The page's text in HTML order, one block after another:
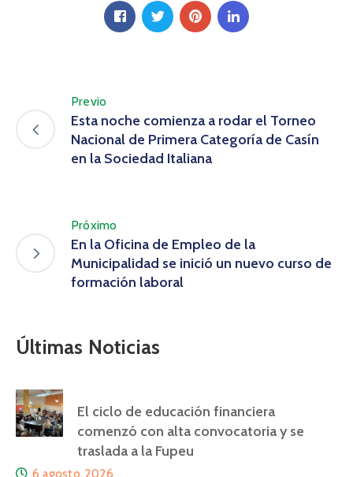
Previo
Esta noche comienza a rodar el Torneo
Nacional de Primera Categoría de Casín
en la Sociedad Italiana
Próximo
En la Oficina de Empleo de la
Municipalidad se inició un nuevo curso de
formación laboral
Últimas Noticias
El ciclo de educación financiera
comenzó con alta convocatoria y se
traslada a la Fupeu
6 agosto, 2026